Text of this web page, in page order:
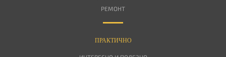
РЕМОНТ
ПРАКТИЧНО